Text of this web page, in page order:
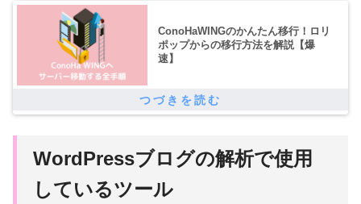
ConoHaWINGのかんたん移行！ロリ
ポップからの移行方法を解説【爆
速】
WordPressブログの解析で使用
しているツール